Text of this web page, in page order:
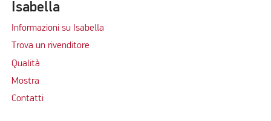
Isabella
Informazioni su Isabella
Trova un rivenditore
Qualità
Mostra
Contatti